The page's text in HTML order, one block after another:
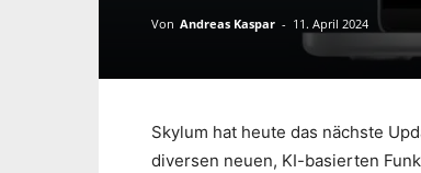
Von Andreas Kaspar - 11. April 2024
Skylum hat heute das nächste
diversen neuen, KI-basierten